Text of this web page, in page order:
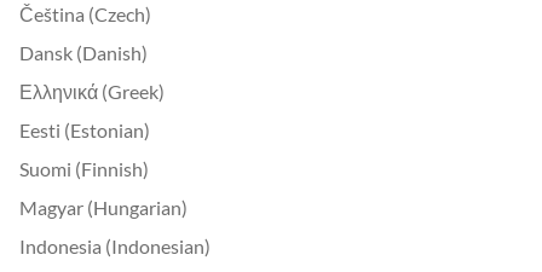
Čeština (Czech)
Dansk (Danish)
Ελληνικά (Greek)
Eesti (Estonian)
Suomi (Finnish)
Magyar (Hungarian)
Indonesia (Indonesian)